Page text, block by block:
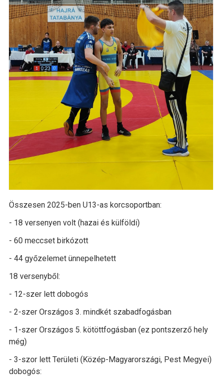
Összesen 2025-ben U13-as korcsoportban:
- 18 versenyen volt (hazai és külföldi)
- 60 meccset birkózott
- 44 győzelemet ünnepelhetett
18 versenyből:
- 12-szer lett dobogós
- 2-szer Országos 3. mindkét szabadfogásban
- 1-szer Országos 5. kötöttfogásban (ez pontszerző hely
még)
- 3-szor lett Területi (Közép-Magyarországi, Pest Megyei)
dobogós: